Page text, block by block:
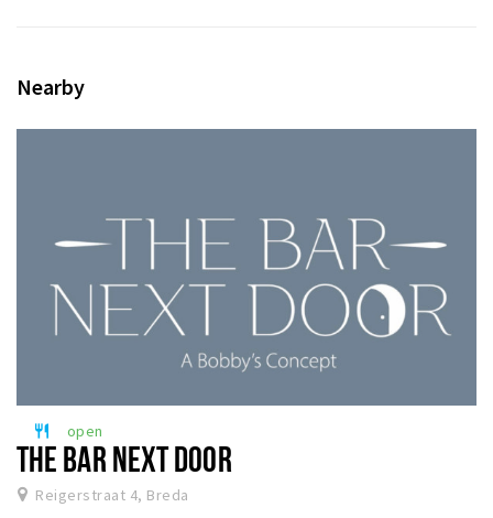
Nearby
restaurant open
THE BAR NEXT DOOR
Reigerstraat 4, Breda